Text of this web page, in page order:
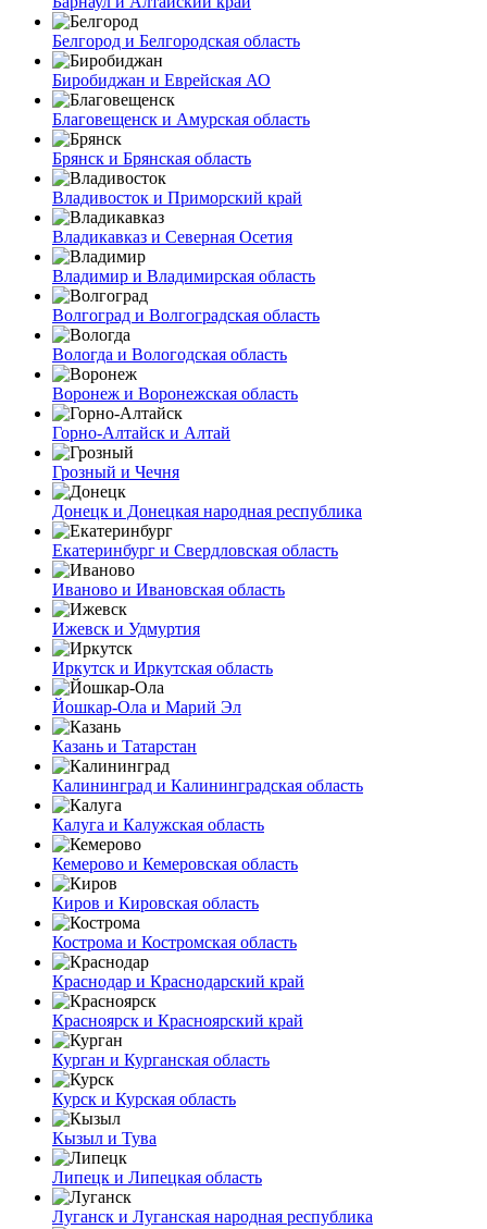
Белгород и Белгородская область
Биробиджан и Еврейская АО
Благовещенск и Амурская область
Брянск и Брянская область
Владивосток и Приморский край
Владикавказ и Северная Осетия
Владимир и Владимирская область
Волгоград и Волгоградская область
Вологда и Вологодская область
Воронеж и Воронежская область
Горно-Алтайск и Алтай
Грозный и Чечня
Донецк и Донецкая народная республика
Екатеринбург и Свердловская область
Иваново и Ивановская область
Ижевск и Удмуртия
Иркутск и Иркутская область
Йошкар-Ола и Марий Эл
Казань и Татарстан
Калининград и Калининградская область
Калуга и Калужская область
Кемерово и Кемеровская область
Киров и Кировская область
Кострома и Костромская область
Краснодар и Краснодарский край
Красноярск и Красноярский край
Курган и Курганская область
Курск и Курская область
Кызыл и Тува
Липецк и Липецкая область
Луганск и Луганская народная республика